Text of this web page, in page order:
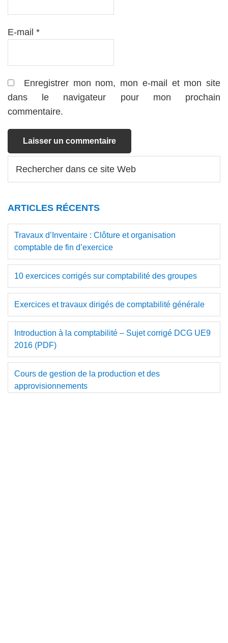
E-mail *
Enregistrer mon nom, mon e-mail et mon site
dans le navigateur pour mon prochain
commentaire.
Barre
latérale
dans
Web
ARTICLES RÉCENTS
Travaux d’Inventaire : Clôture et organisation
comptable de fin d’exercice
10 exercices corrigés sur comptabilité des groupes
Exercices et travaux dirigés de comptabilité générale
Introduction à la comptabilité – Sujet corrigé DCG UE9
2016 (PDF)
Cours de gestion de la production et des
approvisionnements